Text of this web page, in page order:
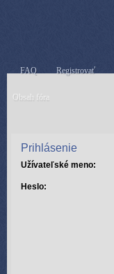
FAQ Registrovať
Obsah fóra
Prihlásenie
Užívateľské meno:
Heslo: